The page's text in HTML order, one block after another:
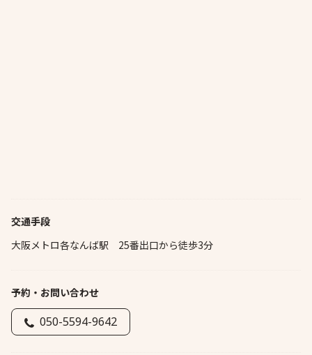
交通手段
大阪メトロ各なんば駅 25番出口から徒歩3分
予約・お問い合わせ
050-5594-9642